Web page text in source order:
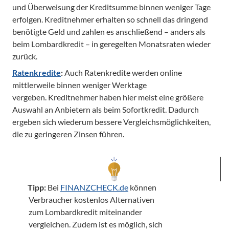
und Überweisung der Kreditsumme binnen weniger Tage
erfolgen. Kreditnehmer erhalten so schnell das dringend
benötigte Geld und zahlen es anschließend – anders als
beim Lombardkredit – in geregelten Monatsraten wieder
zurück.
Ratenkredite: Auch Ratenkredite werden online
mittlerweile binnen weniger Werktage
vergeben. Kreditnehmer haben hier meist eine größere
Auswahl an Anbietern als beim Sofortkredit. Dadurch
ergeben sich wiederum bessere Vergleichsmöglichkeiten,
Tipp: Bei FINANZCHECK.de können
Verbraucher kostenlos Alternativen
zum Lombardkredit miteinander
vergleichen. Zudem ist es möglich, sich